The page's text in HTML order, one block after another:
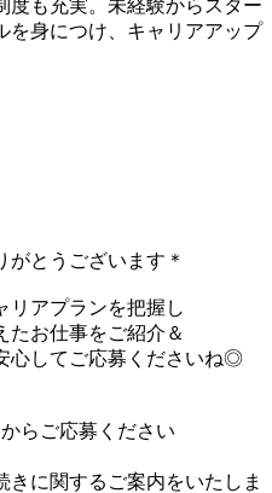
度も充実。未経験からスター
を身につけ、キャリアアップ
がとうございます＊
リアプランを把握し
たお仕事をご紹介＆
心してご応募くださいね◎
らご応募ください
に関するご案内をいたしま